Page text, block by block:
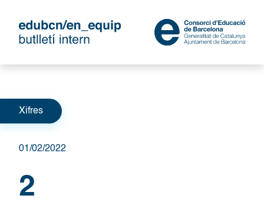
Categories
Xifres
01/02/2022
2